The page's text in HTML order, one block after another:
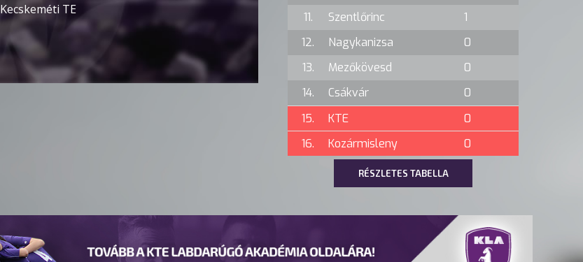
Kecskeméti TE
11.
Szentlőrinc
1
12.
Nagykanizsa
0
13.
Mezőkövesd
0
14.
Csákvár
0
15.
KTE
0
16.
Kozármisleny 0
RÉSZLETES TABELLA